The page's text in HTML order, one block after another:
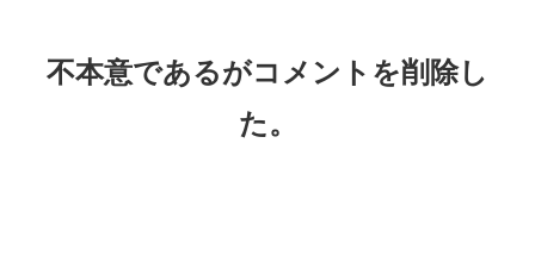
不本意であるがコメントを削除し
た。